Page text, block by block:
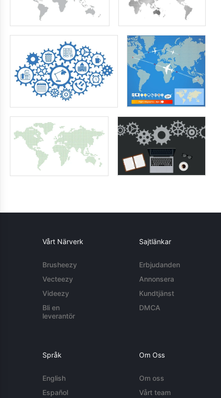
Vårt Närverk
Brusheezy
Vecteezy
Videezy
Bli en
leverantör
Sajtlänkar
Erbjudanden
Annonsera
Kundtjänst
DMCA
Språk
English
Español
Om Oss
Om oss
Vårt team